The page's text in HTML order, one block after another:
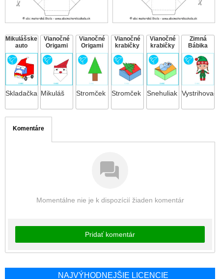
NAJVÝHODNEJŠIE LICENCIE
Mikulášske
auto
Skladačka
Vianočné
Origami
Mikuláš
Vianočné
Origami
Stromček
Vianočné
krabičky
Stromček
Vianočné
krabičky
Snehuliak
Zimná
Bábika
Komentáre
Momentálne nie je k dispozícií žiaden komentár
Pridať komentár